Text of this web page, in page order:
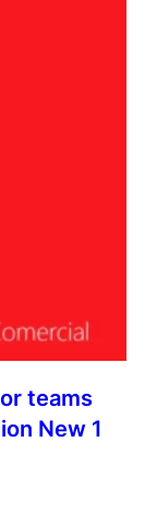
teams
New 1